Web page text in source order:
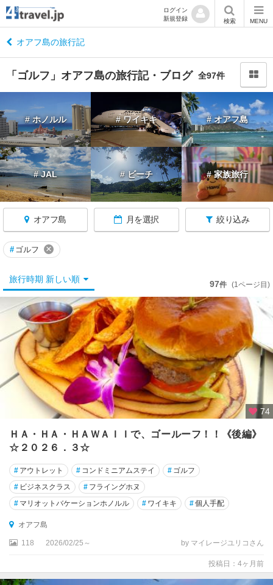
ログイン
新規登録
検索 MENU
オアフ島の旅行記
「ゴルフ」オアフ島の旅行記・ブログ 全97件
# ホノルル # ワイキキ # オアフ島
# JAL # ビーチ # 家族旅行
オアフ島 月を選択 絞り込み
ハ
ワ
イ
へ
戻
る
★
ノ
ル
ル
オ
ア
フ
カ
ウ
ア
ラ
ウ
パ
パ
展
望
周
辺
イ
# ゴルフ ×
旅行時期 新しい順 97件 (1ページ目)
74
ＨＡ・ＨＡ・ＨＡＷＡＩＩで、ゴールーフ！！《後編》
☆２０２６．３☆
# アウトレット # コンドミニアムステイ # ゴルフ
# ビジネスクラス # フライングホヌ
# マリオットバケーションホノルル # ワイキキ #個人手配
オアフ島
118 2026/02/25～ by マイレージユリコさん
投稿日：4ヶ月前